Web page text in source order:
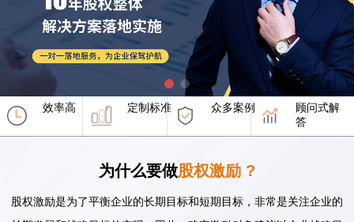
效率高 定制标准 众多案例
顾问式解
答
为什么要做股权激励 ?
股权激励是为了平衡企业的长期目标和短期目标，非常是关注企业的